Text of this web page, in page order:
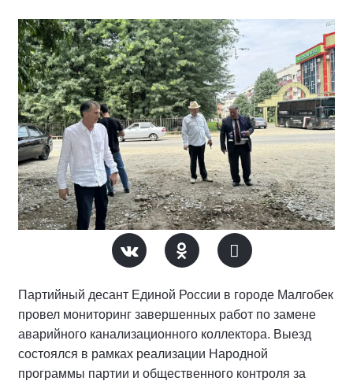
Партийный десант Единой России в городе Малгобек
провел мониторинг завершенных работ по замене
аварийного канализационного коллектора. Выезд
состоялся в рамках реализации Народной
программы партии и общественного контроля за